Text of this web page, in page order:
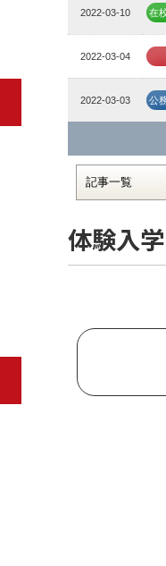
2022-03-10
2022-03-04
2022-03-03
体験入